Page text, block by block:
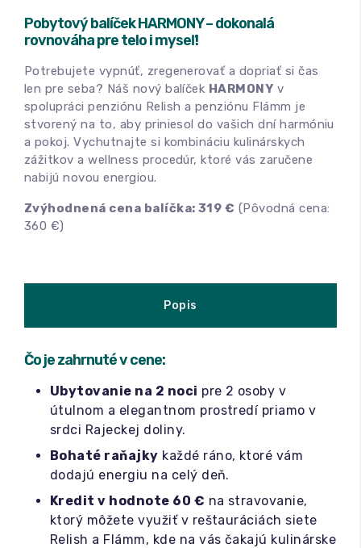
Pobytový balíček HARMONY – dokonalá
rovnováha pre telo i myseľ!
Potrebujete vypnúť, zregenerovať a dopriať si čas
len pre seba? Náš nový balíček HARMONY v
spolupráci penziónu Relish a penziónu Flámm je
stvorený na to, aby priniesol do vašich dní harmóniu
a pokoj. Vychutnajte si kombináciu kulinárskych
zážitkov a wellness procedúr, ktoré vás zaručene
nabijú novou energiou.
Zvýhodnená cena balíčka: 319 € (Pôvodná cena:
360 €)
Popis
Čo je zahrnuté v cene:
Ubytovanie na 2 noci pre 2 osoby v
útulnom a elegantnom prostredí priamo v
srdci Rajeckej doliny.
Bohaté raňajky každé ráno, ktoré vám
dodajú energiu na celý deň.
Kredit v hodnote 60 € na stravovanie,
ktorý môžete využiť v reštauráciách siete
Relish a Flámm, kde na vás čakajú kulinárske